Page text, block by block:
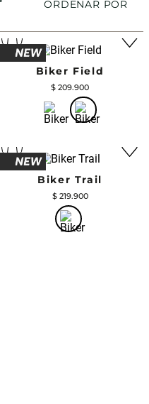
ORDENAR POR
Biker Field
$ 209.900
Biker Trail
$ 219.900